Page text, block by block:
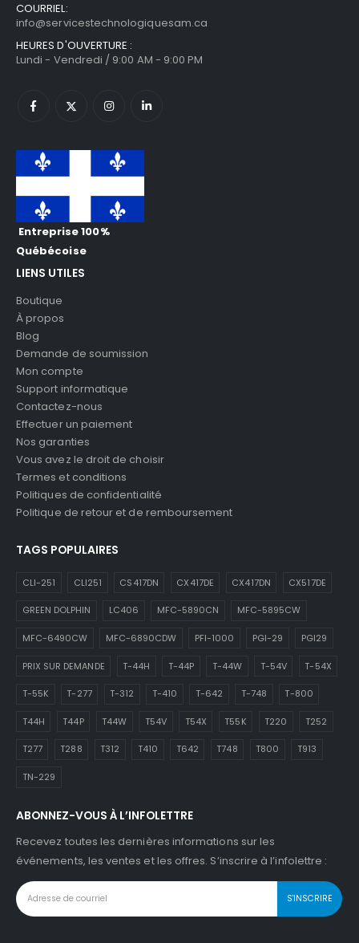
COURRIEL:
info@servicestechnologiquesam.ca
HEURES D'OUVERTURE :
Lundi - Vendredi / 9:00 AM - 9:00 PM
Entreprise 100%
Québécoise
LIENS UTILES
Boutique
À propos
Blog
Demande de soumission
Mon compte
Support informatique
Contactez-nous
Effectuer un paiement
Nos garanties
Vous avez le droit de choisir
Termes et conditions
Politiques de confidentialité
Politique de retour et de remboursement
TAGS POPULAIRES
CLI-251 CLI251 CS417DN CX417DE CX417DN CX517DE
GREEN DOLPHIN LC406 MFC-5890CN MFC-5895CW
MFC-6490CW MFC-6890CDW PFI-1000 PGI-29 PGI29
PRIX SUR DEMANDE T-44H T-44P T-44W T-54V T-54X
T-55K T-277 T-312 T-410 T-642 T-748 T-800
T44H T44P T44W T54V T54X T55K T220 T252
T277 T288 T312 T410 T642 T748 T800 T913
TN-229
ABONNEZ-VOUS À L’INFOLETTRE
Recevez toutes les dernières informations sur les
événements, les ventes et les offres. S’inscrire à l’infolettre :